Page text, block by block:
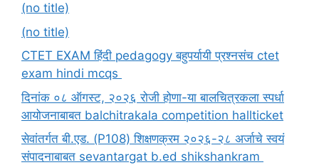
(no title)
(no title)
CTET EXAM हिंदी pedagogy बहुपर्यायी प्रश्नसंच ctet
exam hindi mcqs
दिनांक ०८ ऑगस्ट, २०२६ रोजी होणा-या बालचित्रकला स्पर्धा
आयोजनाबाबत balchitrakala competition hallticket
सेवांतर्गत बी.एड. (P108) शिक्षणक्रम २०२६-२८ अर्जाचे स्वयं
संपादनाबाबत sevantargat b.ed shikshankram